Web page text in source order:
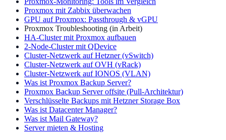
Proxmox mit Zabbix überwachen
GPU auf Proxmox: Passthrough & vGPU
Proxmox Troubleshooting (in Arbeit)
HA-Cluster mit Proxmox aufbauen
2-Node-Cluster mit QDevice
Cluster-Netzwerk auf Hetzner (vSwitch)
Cluster-Netzwerk auf OVH (vRack)
Cluster-Netzwerk auf IONOS (VLAN)
Was ist Proxmox Backup Server?
Proxmox Backup Server offsite (Pull-Architektur)
Verschlüsselte Backups mit Hetzner Storage Box
Was ist Datacenter Manager?
Was ist Mail Gateway?
Server mieten & Hosting